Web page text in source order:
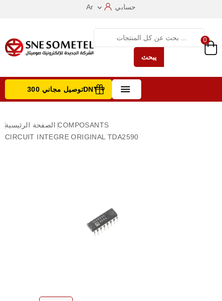
Ar  حسابي
يبحث
0
 توصيل مجاني 300DNT +
الصفحة الرئيسية COMPOSANTS
CIRCUIT INTEGRE ORIGINAL TDA2590